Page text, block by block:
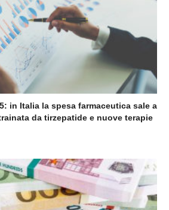
in Italia la spesa farmaceutica sale a
da tirzepatide e nuove terapie